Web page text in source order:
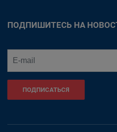
ПОДПИШИТЕСЬ НА
ПОДПИСАТЬСЯ